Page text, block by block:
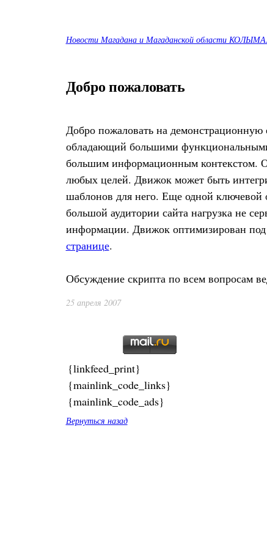
Новости Магадана и Магаданской области
Добро пожаловать
Добро пожаловать на
обладающий большими функциональными
большим информационным контекстом.
любых целей. Движок может быть
шаблонов для него. Еще одной ключевой
большой аудитории сайта нагрузка не
информации. Движок оптимизирован
странице.
Обсуждение скрипта по всем вопросам
25 апреля 2007
{linkfeed_print}
{mainlink_code_links}
{mainlink_code_ads}
Вернуться назад